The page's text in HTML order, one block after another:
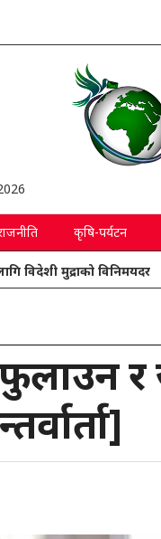
कृषि-पर्यटन
विनिमयदर
र